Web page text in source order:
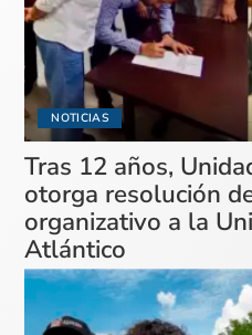
NOTICIAS
Tras 12 años,
otorga resolución
organizativo a la
Atlántico